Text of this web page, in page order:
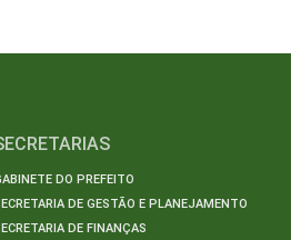
DO PREFEITO
DE GESTÃO E PLANEJAMENTO
DE FINANÇAS